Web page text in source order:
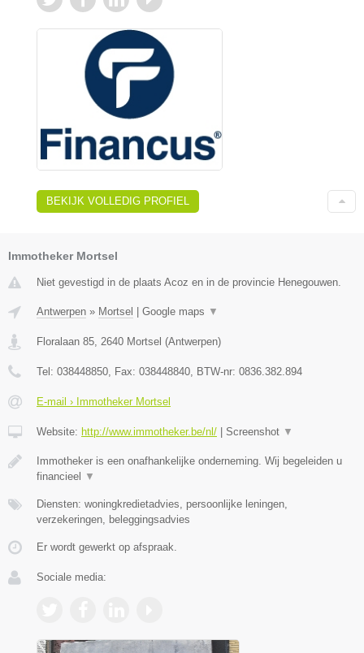
BEKIJK VOLLEDIG PROFIEL
Immotheker Mortsel
Niet gevestigd in de plaats Acoz en in de provincie Henegouwen.
Antwerpen » Mortsel Google maps ▼
Floralaan 85, 2640 Mortsel (Antwerpen)
Tel: 038448850, Fax: 038448840, BTW-nr: 0836.382.894
E-mail › Immotheker Mortsel
Website: http://www.immotheker.be/nl/ Screenshot ▼
Immotheker is een onafhankelijke onderneming. Wij begeleiden u
financieel
▼
Diensten: woningkredietadvies, persoonlijke leningen,
verzekeringen, beleggingsadvies
Er wordt gewerkt op afspraak.
Sociale media: